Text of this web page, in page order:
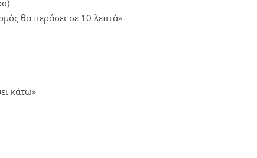
θα περάσει σε 10 λεπτά»
κάτω»